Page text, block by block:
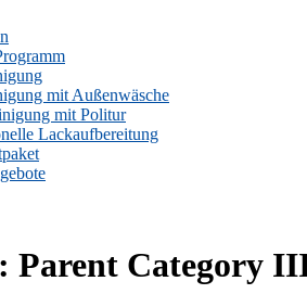
mit Außenwäsche
mit Politur
Lackaufbereitung
Parent Category